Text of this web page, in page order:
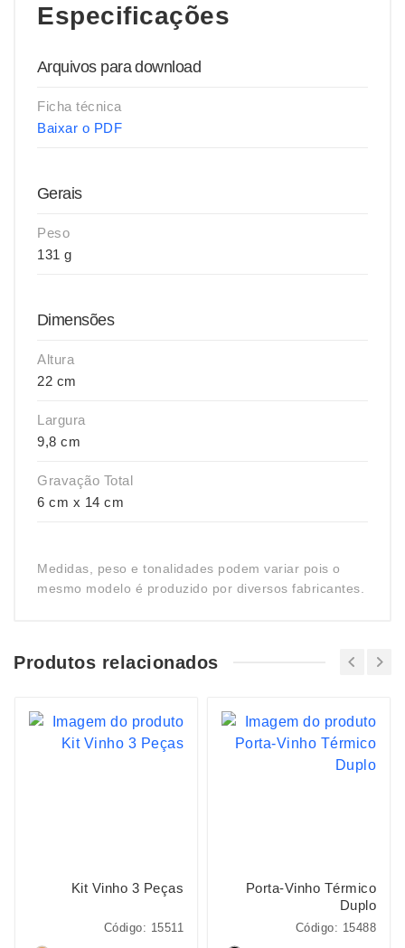
Especificações
Arquivos para download
Ficha técnica
Baixar o PDF
Gerais
Peso
131 g
Dimensões
Altura
22 cm
Largura
9,8 cm
Gravação Total
6 cm x 14 cm
Medidas, peso e tonalidades podem variar pois o
mesmo modelo é produzido por diversos fabricantes.
Produtos relacionados
Kit Vinho 3 Peças
Código: 15511
Porta-Vinho Térmico
Duplo
Código: 15488